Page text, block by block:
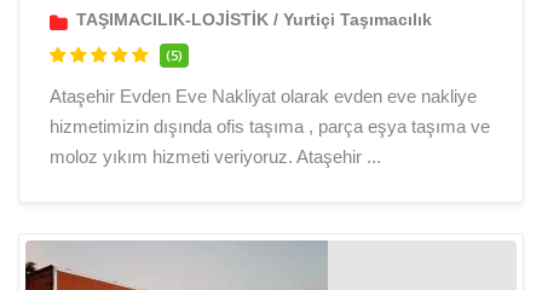
TAŞIMACILIK-LOJİSTİK / Yurtiçi Taşımacılık
(5)
Ataşehir Evden Eve Nakliyat olarak evden eve nakliye
hizmetimizin dışında ofis taşıma , parça eşya taşıma ve
moloz yıkım hizmeti veriyoruz. Ataşehir ...